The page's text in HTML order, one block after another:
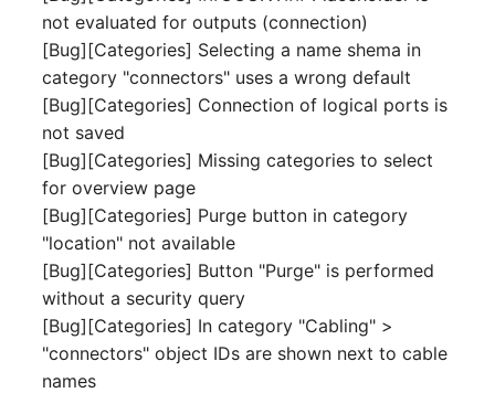
Release Notes 22
Release Notes 1.19
Release Notes 1.18
Release Notes 1.17
Release Notes 1.16
Release Notes 1.14
Release Notes 1.13
Clustermitgliedschaften
Controller
Datenbanklinks
FC-Switch
Flugzeug
Klimaanlage
Objekt-Beziehungen
Lebens und
Dokumentationszyklus
Eindeutige
Referenzierungen
Web GUI
Benutzerdefinierte Zähler
IP Address Management
(IPAM)
Kabel-Patches und -wege
Komplexe Reports
Passwörter verwalten
Prod→Test Datenbank-
Synchronisation
Standort-basierte
Maintenance
Nagios
OCS Inventory NG
Relocate-CI
Replacement
Rights Documentation
SHD Connect
Report Views
Signal-Slot System
DIY Daten-Import
Dashboard Widget
not evaluated for outputs (connection)
[Bug][Categories] Selecting a name shema in
category "connectors" uses a wrong default
[Bug][Categories] Connection of logical ports is
not saved
[Bug][Categories] Missing categories to select
for overview page
[Bug][Categories] Purge button in category
"location" not available
[Bug][Categories] Button "Purge" is performed
without a security query
[Bug][Categories] In category "Cabling" >
"connectors" object IDs are shown next to cable
names